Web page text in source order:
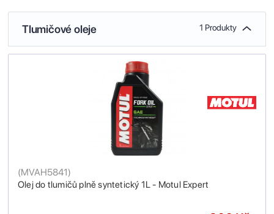
Tlumičové oleje 1 Produkty
Olej do tlumičů plně syntetický 1L - Motul Expert
(MVAH5841)